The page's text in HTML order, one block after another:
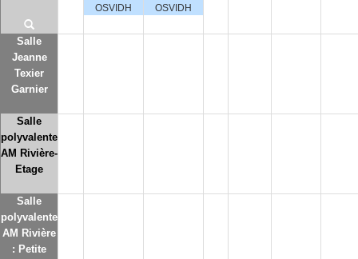
OSVIDH
OSVIDH
Salle
Jeanne
Texier
Garnier
Salle
polyvalente
AM Rivière-
Etage
Salle
polyvalente
AM Rivière
: Petite